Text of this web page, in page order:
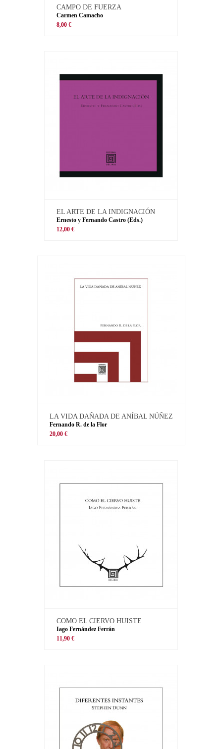
CAMPO DE FUERZA
Carmen Camacho
8,00 €
EL ARTE DE LA INDIGNACIÓN
Ernesto y Fernando Castro (Eds.)
12,00 €
LA VIDA DAÑADA DE ANÍBAL NÚÑEZ
Fernando R. de la Flor
20,00 €
COMO EL CIERVO HUISTE
Iago Fernández Ferrán
11,90 €